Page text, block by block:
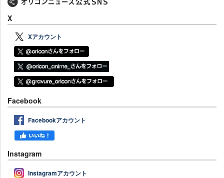
X
Xアカウント
Facebook
Facebookアカウント
Instagram
Instagramアカウント